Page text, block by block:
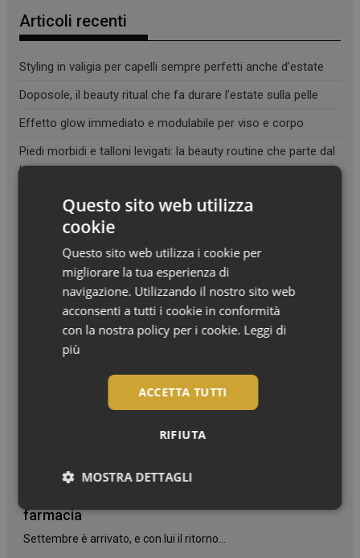
Articoli recenti
Styling in valigia per capelli sempre perfetti anche d’estate
Doposole, il beauty ritual che fa durare l’estate sulla pelle
Effetto glow immediato e modulabile per viso e corpo
Piedi morbidi e talloni levigati: la beauty routine che parte dal
basso
farmacia
Settembre è arrivato, e con lui il ritorno...
Questo sito web utilizza
cookie
Questo sito web utilizza i cookie per
migliorare la tua esperienza di
navigazione. Utilizzando il nostro sito web
acconsenti a tutti i cookie in conformità
con la nostra policy per i cookie. Leggi di
più
ACCETTA TUTTI
RIFIUTA
MOSTRA DETTAGLI
Necessari